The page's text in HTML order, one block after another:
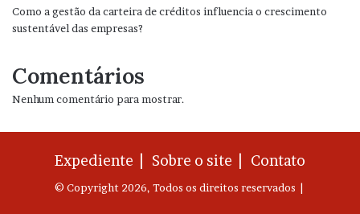
Como a gestão da carteira de créditos influencia o crescimento
sustentável das empresas?
Comentários
Nenhum comentário para mostrar.
Expediente | Sobre o site | Contato
© Copyright 2026, Todos os direitos reservados |